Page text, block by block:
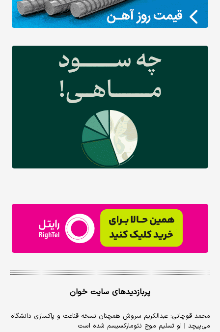
پربازدیدهای سایت خوان
محمد قوچانی: عبدالکریم سروش همچنان نسخه قناعت و پاکسازی دانشگاه
می‌پیچد | او تسلیم موج نئومارکسیسم شده است